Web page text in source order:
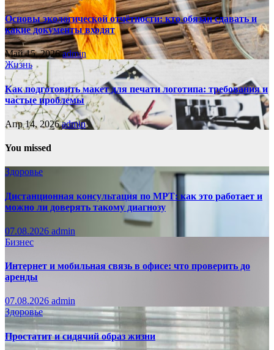
Основы экологической отчётности: кто обязан сдавать и
какие документы входят
Май 15, 2026admin
Жизнь
Как подготовить макет для печати логотипа: требования и
частые проблемы
Апр 14, 2026admin
You missed
Здоровье
Дистанционная консультация по МРТ: как это работает и
можно ли доверять такому диагнозу
07.08.2026 admin
Бизнес
Интернет и мобильная связь в офисе: что проверить до
аренды
07.08.2026 admin
Здоровье
Простатит и сидячий образ жизни